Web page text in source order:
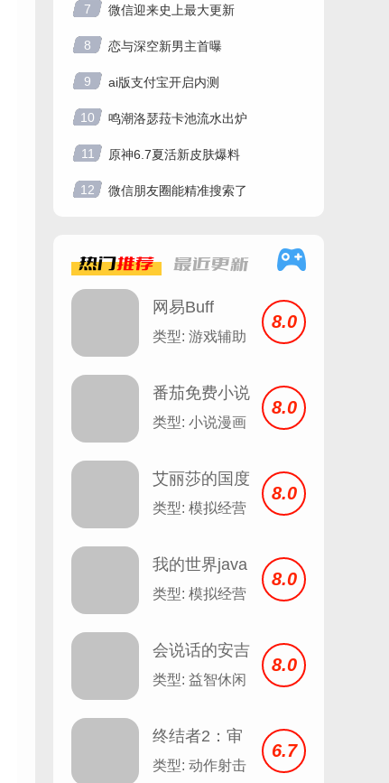
7 微信迎来史上最大更新
8 恋与深空新男主首曝
9 ai版支付宝开启内测
10 鸣潮洛瑟菈卡池流水出炉
11 原神6.7夏活新皮肤爆料
12 微信朋友圈能精准搜索了
热门推荐 最近更新
网易Buff
类型: 游戏辅助
8.0
番茄免费小说
安卓
类型: 小说漫画
8.0
艾丽莎的国度
类型: 模拟经营
8.0
我的世界java
版
类型: 模拟经营
8.0
会说话的安吉
拉 Talking
类型: 益智休闲
8.0
终结者2：审
判日
类型: 动作射击
6.7